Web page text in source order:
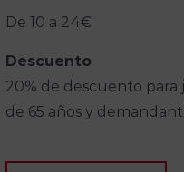
De 10 a 24€
Descuento
20% de descuento para
de 65 años y